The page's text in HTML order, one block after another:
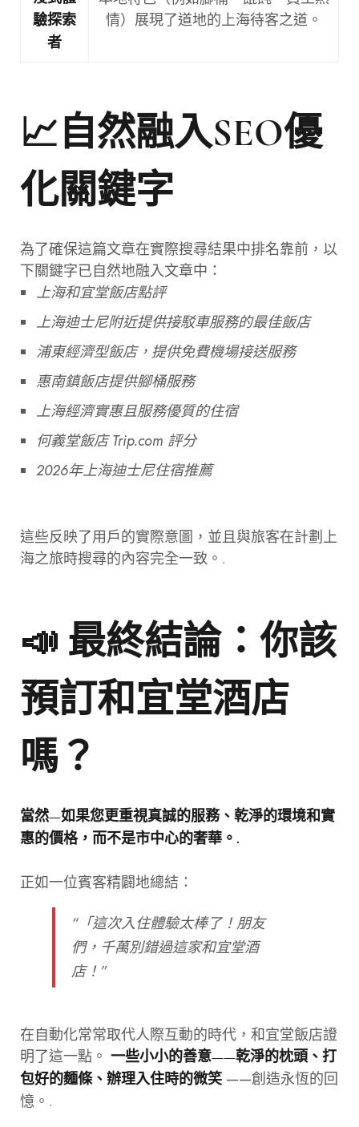
驗探索
者
情）展現了道地的上海待客之道。
📈自然融入SEO優
化關鍵字
為了確保這篇文章在實際搜尋結果中排名靠前，以
下關鍵字已自然地融入文章中：
上海和宜堂飯店點評
上海迪士尼附近提供接駁車服務的最佳飯店
浦東經濟型飯店，提供免費機場接送服務
惠南鎮飯店提供腳桶服務
上海經濟實惠且服務優質的住宿
何義堂飯店 Trip.com 評分
2026年上海迪士尼住宿推薦
這些反映了用戶的實際意圖，並且與旅客在計劃上
海之旅時搜尋的內容完全一致。.
📣 最終結論：你該
預訂和宜堂酒店
嗎？
當然—如果您更重視真誠的服務、乾淨的環境和實
惠的價格，而不是市中心的奢華。.
正如一位賓客精闢地總結：
“「這次入住體驗太棒了！朋友
們，千萬別錯過這家和宜堂酒
店！”
在自動化常常取代人際互動的時代，和宜堂飯店證
明了這一點。 一些小小的善意——乾淨的枕頭、打
包好的麵條、辦理入住時的微笑 ——創造永恆的回
憶。.